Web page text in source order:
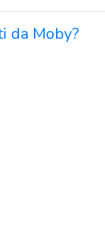
da Moby?